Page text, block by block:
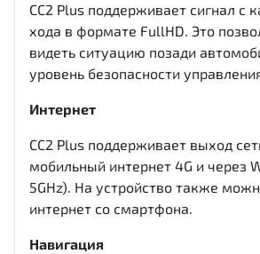
CC2 Plus поддерживает сигнал с
хода в формате FullHD. Это
видеть ситуацию позади
уровень безопасности
Интернет
CC2 Plus поддерживает выход
мобильный интернет 4G и через
5GHz). На устройство также
интернет со смартфона.
Навигация